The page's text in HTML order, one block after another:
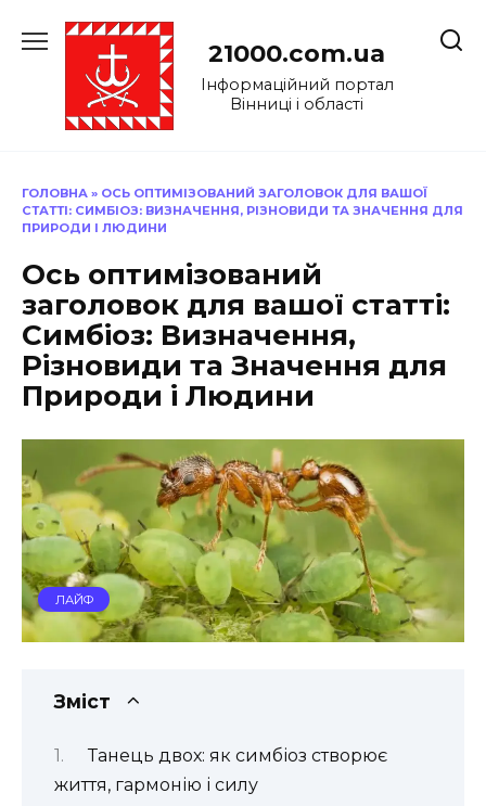
до
21000.com.ua
Інформаційний портал
Вінниці і області
ГОЛОВНА » ОСЬ ОПТИМІЗОВАНИЙ ЗАГОЛОВОК ДЛЯ ВАШОЇ
СТАТТІ: СИМБІОЗ: ВИЗНАЧЕННЯ, РІЗНОВИДИ ТА ЗНАЧЕННЯ ДЛЯ
ПРИРОДИ І ЛЮДИНИ
Ось оптимізований
заголовок для вашої статті:
Симбіоз: Визначення,
Різновиди та Значення для
Природи і Людини
ЛАЙФ
Зміст
Танець двох: як симбіоз створює
життя, гармонію і силу